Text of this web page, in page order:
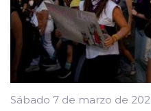
Sábado 7 de marzo de